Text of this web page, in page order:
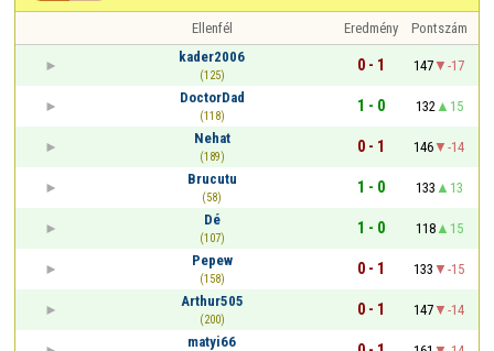
Ellenfél Eredmény
Pontszám
kader2006
(125)
0 - 1 147
-17
DoctorDad
(118)
1 - 0 132
15
Nehat
(189)
0 - 1 146
-14
Brucutu
(58)
1 - 0 133
13
Dé
(107)
1 - 0 118
15
Pepew
(158)
0 - 1 133
-15
Arthur505
(200)
0 - 1 147
-14
matyi66